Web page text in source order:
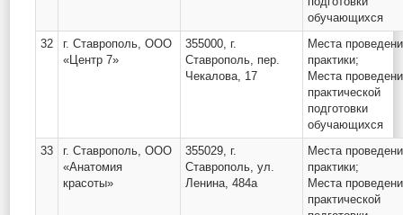
обучающихся
32
г. Ставрополь, ООО
«Центр 7»
355000, г.
Ставрополь, пер.
Чекалова, 17
Места
практики;
Места
практической
подготовки
обучающихся
33
г. Ставрополь, ООО
«Анатомия
красоты»
355029, г.
Ставрополь, ул.
Ленина, 484а
Места
практики;
Места
практической